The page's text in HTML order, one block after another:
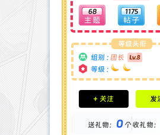
68 1175
等级头衔
组别 : 团长
等级 :
积分成就
钻石 : 1 颗
金币 : 0 枚
+ 关注 发
送礼物： 0个收礼物：